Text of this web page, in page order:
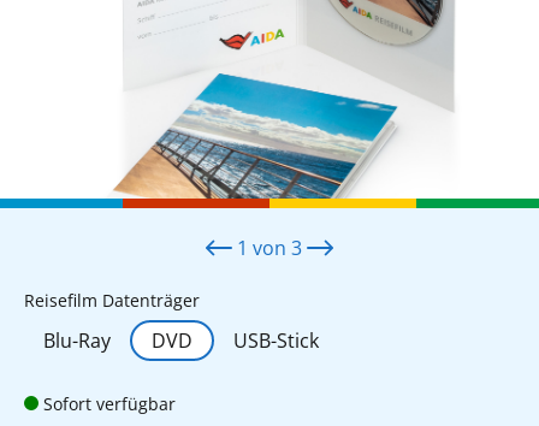
1 von 3
Reisefilm Datenträgerauswählen
Blu-Ray DVD USB-Stick
Sofort verfügbar